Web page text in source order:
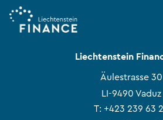
Liechtenstein
Äulestrasse 30
LI-9490 Vaduz
T: +423 239 63